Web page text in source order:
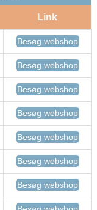
Link
Besøg webshop
Besøg webshop
Besøg webshop
Besøg webshop
Besøg webshop
Besøg webshop
Besøg webshop